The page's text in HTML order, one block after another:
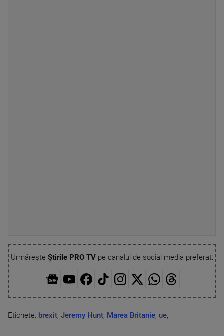
Urmărește Știrile PRO TVpe canalul de social media preferat:
Etichete: brexit, Jeremy Hunt, Marea Britanie, ue,